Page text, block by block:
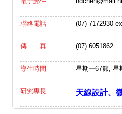
聯絡電話 (07) 7172930
傳 真 (07) 6051862
導生時間 星期一67節, 星
研究專長 天線設計、